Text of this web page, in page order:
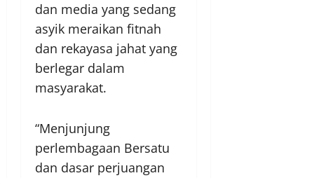
dan media yang sedang
asyik meraikan fitnah
dan rekayasa jahat yang
berlegar dalam
masyarakat.
“Menjunjung
perlembagaan Bersatu
dan dasar perjuangan